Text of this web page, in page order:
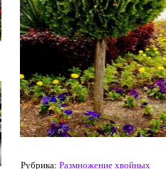
Рубрика: Размножение хвойных